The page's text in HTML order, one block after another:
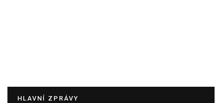
HLAVNÍ ZPRÁVY